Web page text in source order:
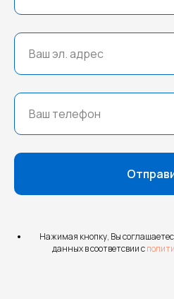
Нажимая кнопку, Вы
данных в соответсвии с